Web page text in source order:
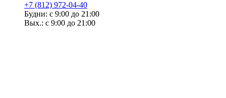
+7 (812) 972-04-40
Будни: с 9:00 до 21:00
Вых.: с 9:00 до 21:00